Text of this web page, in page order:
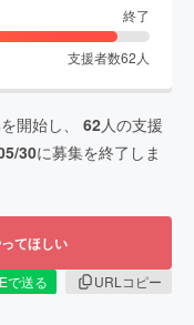
終了
支援者数62 人
開始し、 62人の支援
30に募集を終了しま
てほしい
で送る
URLコピー